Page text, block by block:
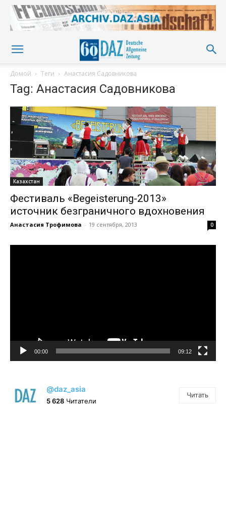
Домой Теги Анастасия Садовникова
Tag: Анастасия Садовникова
Казахстан
Фестиваль «Begeisterung-2013»
источник безграничного вдохновения
Анастасия Трофимова - 19 сентября, 2013 0
00:00 09:12
@daz_asia
5 628 Читатели
Читать